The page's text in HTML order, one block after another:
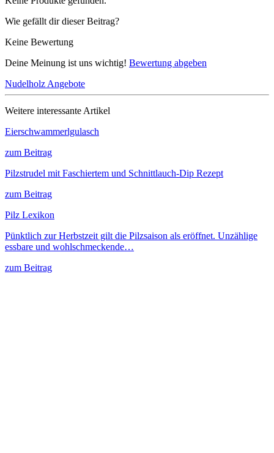
Wie gefällt dir dieser Beitrag?
Keine Bewertung
Deine Meinung ist uns wichtig! Bewertung abgeben
Nudelholz Angebote
Weitere interessante Artikel
Eierschwammerlgulasch
zum Beitrag
Pilzstrudel mit Faschiertem und Schnittlauch-Dip Rezept
zum Beitrag
Pilz Lexikon
Pünktlich zur Herbstzeit gilt die Pilzsaison als eröffnet. Unzählige
essbare und wohlschmeckende…
zum Beitrag